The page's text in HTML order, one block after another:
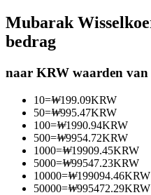
Word een Copy Trader
Geniet van winstdeling en
Mubarak
bedrag
naar KRW waarden van
10=₩199.09KRW
50=₩995.47KRW
100=₩1990.94KRW
500=₩9954.72KRW
1000=₩19909.45KRW
5000=₩99547.23KRW
10000=₩199094.46KRW
50000=₩995472.29KRW